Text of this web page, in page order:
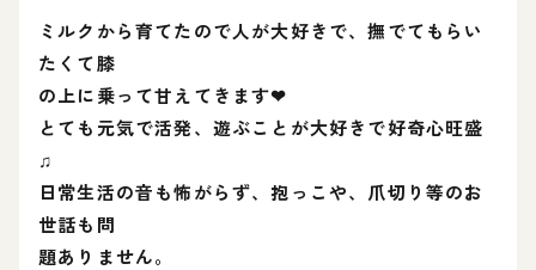
ミルクから育てたので人が大好きで、撫でてもらい
たくて膝
の上に乗って甘えてきます❤︎
とても元気で活発、遊ぶことが大好きで好奇心旺盛
♫
日常生活の音も怖がらず、抱っこや、爪切り等のお
世話も問
題ありません。